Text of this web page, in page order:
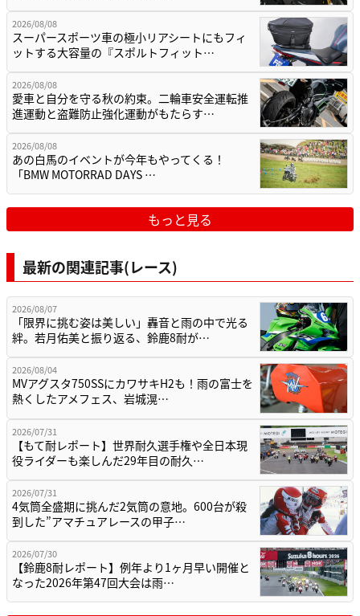
2026/08/08
スーパースポーツ車の極小リアシートにもフィ
ットする大容量の『スポルトフィット…
2026/08/08
愛車と自分を守る秋の約束。二輪車安全運転推
進運動と盗難防止強化運動がもたらす…
2026/08/08
あの白馬のイベントが今年もやってくる！
「BMW MOTORRAD DAYS …
もっと見る
最新の関連記事(レース)
2026/08/07
「限界に挑む姿は美しい」轟音と雨の中で光る
絆。若月佑美と振り返る、鈴鹿8耐が…
2026/08/04
MVアグスタ750SSにカワサキH2も！雨の富士を
熱くしたアメフェス、岩城滉…
2026/07/31
【もて耐レポート】世界耐久選手権や全日本現
役ライダーも楽しんだ29年目の耐久…
2026/07/31
4気筒全盛期に挑んだ2気筒の意地。600台が殺
到した”アマチュアレースの甲子…
2026/07/30
【鈴鹿8耐レポート】例年より1ヶ月早い開催と
なった2026年第47回大会は雨…